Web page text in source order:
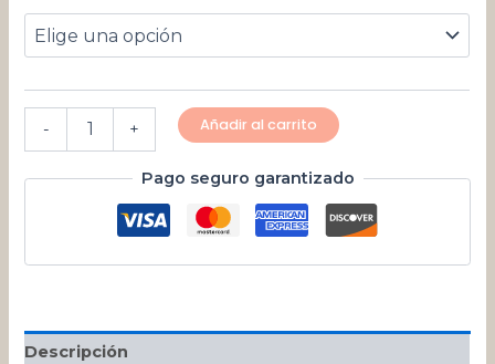
- + Añadir al carrito
Pago seguro garantizado
Descripción